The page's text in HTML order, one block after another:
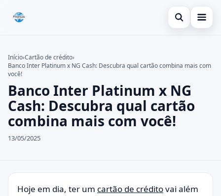
Abrir busca
Cartão de crédito
Dicas
Economia
Buscar no site
Buscar por:
Pressione Enter para buscar ou ESC para fechar.
Início›Cartão de crédito›
Banco Inter Platinum x NG Cash: Descubra qual cartão combina mais com
você!
Banco Inter Platinum x NG
Cash: Descubra qual cartão
combina mais com você!
13/05/2025
Hoje em dia, ter um cartão de créditovai além